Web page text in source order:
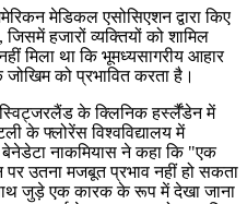
मेडिकल एसोसिएशन द्वारा किए
जिसमें हजारों व्यक्तियों को शामिल
मिला था कि भूमध्यसागरीय आहार
को प्रभावित करता है।
के क्लिनिक हर्स्लैंडेन में
के फ्लोरेंस विश्वविद्यालय में
बेनेडेटा नाकमियास ने कहा कि "एक
उतना मजबूत प्रभाव नहीं हो सकता
जुड़े एक कारक के रूप में देखा जाना